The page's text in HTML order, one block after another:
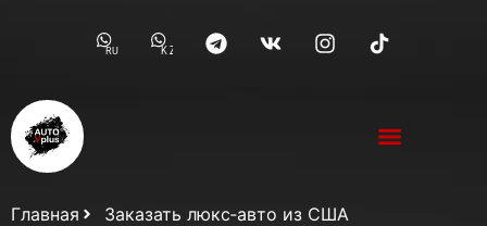
RU KZ
Главная Заказать люкс‑авто из США